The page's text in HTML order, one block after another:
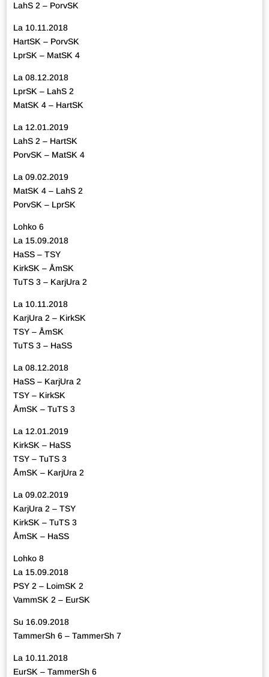
LahS 2 – PorvSK
La 10.11.2018
HartSK – PorvSK
LprSK – MatSK 4
La 08.12.2018
LprSK – LahS 2
MatSK 4 – HartSK
La 12.01.2019
LahS 2 – HartSK
PorvSK – MatSK 4
La 09.02.2019
MatSK 4 – LahS 2
PorvSK – LprSK
Lohko 6
La 15.09.2018
HaSS – TSY
KirkSK – ÅmSK
TuTS 3 – KarjUra 2
La 10.11.2018
KarjUra 2 – KirkSK
TSY – ÅmSK
TuTS 3 – HaSS
La 08.12.2018
HaSS – KarjUra 2
TSY – KirkSK
ÅmSK – TuTS 3
La 12.01.2019
KirkSK – HaSS
TSY – TuTS 3
ÅmSK – KarjUra 2
La 09.02.2019
KarjUra 2 – TSY
KirkSK – TuTS 3
ÅmSK – HaSS
Lohko 8
La 15.09.2018
PSY 2 – LoimSK 2
VammSK 2 – EurSK
Su 16.09.2018
TammerSh 6 – TammerSh 7
La 10.11.2018
EurSK – TammerSh 6